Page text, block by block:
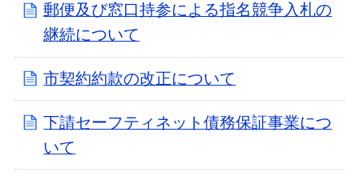
郵便及び窓口持参による指名競争入札の
継続について
市契約約款の改正について
下請セーフティネット債務保証事業につ
いて